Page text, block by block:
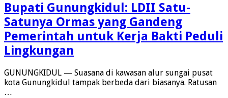
Bupati Gunungkidul: LDII Satu-
Satunya Ormas yang Gandeng
Pemerintah untuk Kerja Bakti Peduli
Lingkungan
GUNUNGKIDUL — Suasana di kawasan alur sungai pusat
kota Gunungkidul tampak berbeda dari biasanya. Ratusan
…